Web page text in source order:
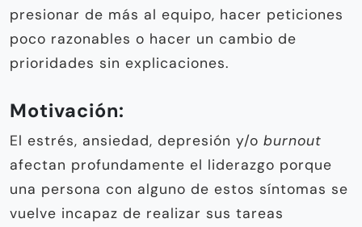
presionar de más al equipo, hacer peticiones
poco razonables o hacer un cambio de
prioridades sin explicaciones.
Motivación:
El estrés, ansiedad, depresión y/o burnout
afectan profundamente el liderazgo porque
una persona con alguno de estos síntomas se
vuelve incapaz de realizar sus tareas